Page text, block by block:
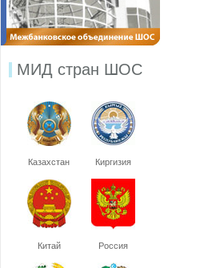
МИД стран ШОС
Казахстан Киргизия
Китай Россия